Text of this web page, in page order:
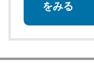
をみる